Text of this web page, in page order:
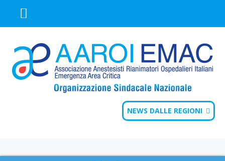
NEWS DALLE REGIONI